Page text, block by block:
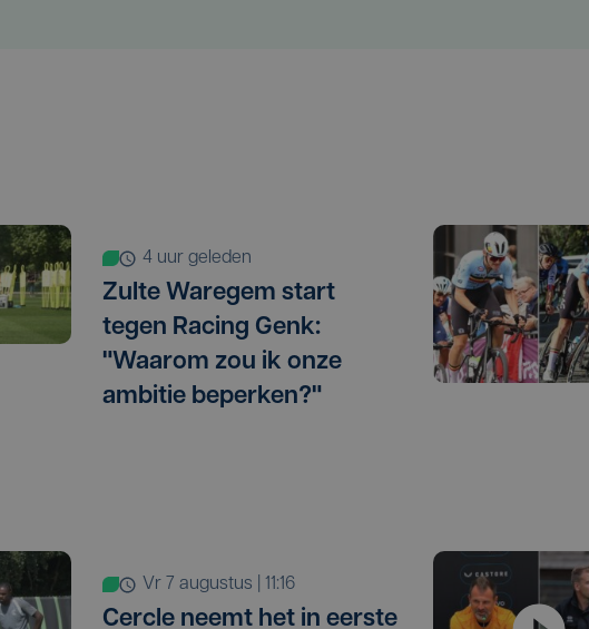
4 uur geleden
Zulte Waregem start
tegen Racing Genk:
"Waarom zou ik onze
ambitie beperken?"
vr 7 augustus | 11:16
Cercle neemt het in eerste